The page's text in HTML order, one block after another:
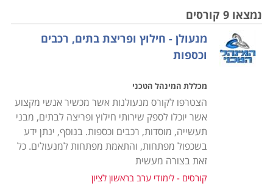
רבים מאתנו נתקלים בבעיה המוכרת של דלת שלא ניתן
לנעול אותה בשל מפתח שנשבר בתוך המנעול או רכב
שננעל בשל מפתח שנשכח בתוך הרכב או הלך לאיבוד ואין
בתוך מספר דקות למצוא את הדרך לפרוץ את המערכת
ולאפשר הפעלה תקינה.
קורס מנעולן מעניק ידע מהבסיס, כך שאין כל צורך בידע
מוקדם, וכל אחד שהתחום מעניין אותו, יוכל לקחת בו חלק
ולרכוש לעצמו מקצוע מבוקש ומוביל ואף רווחי ביותר.
נמצאו 9 קורסים
מנעולן - חילוץ ופריצת בתים, רכבים
וכספות
מכללת המינהל הטכני
הצטרפו לקורס מנעולנות אשר מכשיר אנשי מקצוע
אשר יוכלו לספק שירותי חילוץ ופריצה לבתים, מבני
תעשייה, מוסדות, רכבים וכספות. בנוסף, ינתן ידע
בשכפול מפתחות, והתאמת מפתחות למנעולים. כל
זאת בצורה מעשית
קורסים - לימודי ערב בראשון לציון